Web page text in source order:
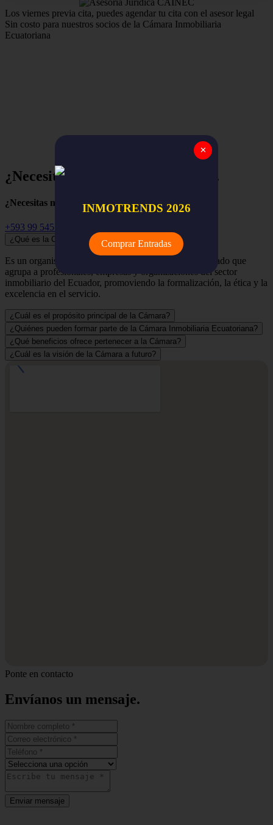
Los viernes previa cita, puedes agendar tu cita con el asesor legal
Sin costo para nuestros socios de la Cámara Inmobiliaria
Ecuatoriana
¿Necesitas ayuda? Empieza aquí...
¿Necesitas más información?
+593 99 545 3741
¿Qué es la Cámara Inmobiliaria Ecuatoriana?
Es un organismo independiente, renovador y despolitizado que
agrupa a profesionales, empresas y organizaciones del sector
inmobiliario del Ecuador, promoviendo la formalización, la ética y la
excelencia en el servicio.
¿Cuál es el propósito principal de la Cámara?
¿Quiénes pueden formar parte de la Cámara Inmobiliaria Ecuatoriana?
¿Qué beneficios ofrece pertenecer a la Cámara?
¿Cuál es la visión de la Cámara a futuro?
Ponte en contacto
Envíanos un mensaje.
Enviar mensaje
✕
INMOTRENDS 2026
Comprar Entradas